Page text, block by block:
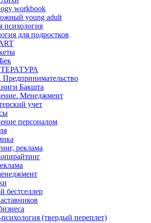
workbook
young adult
психология
для подростков
Предпринимательство
Бакшта
Менеджмент
учет
персоналом
реклама
бестселлер
(твердый переплет)